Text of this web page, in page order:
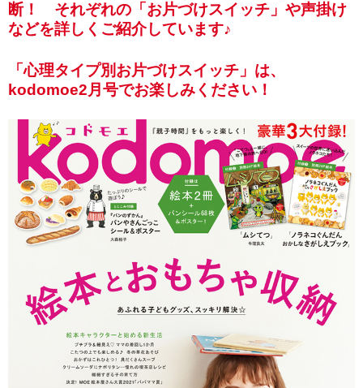
断！ それぞれの「お片づけスイッチ」や声掛け
などを詳しくご紹介しています♪
「心理タイプ別お片づけスイッチ」は、
kodomoe2月号でお楽しみください！